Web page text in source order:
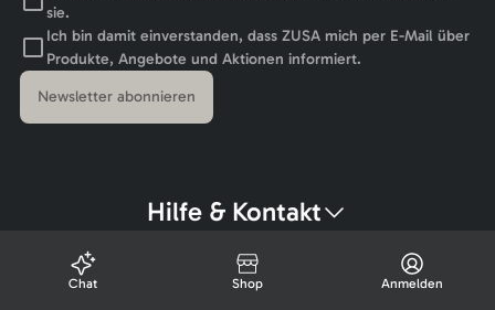
sie.
Ich bin damit einverstanden, dass ZUSA mich per E-Mail über
Produkte, Angebote und Aktionen informiert.
Newsletter abonnieren
Hilfe & Kontakt
Chat Shop Anmelden